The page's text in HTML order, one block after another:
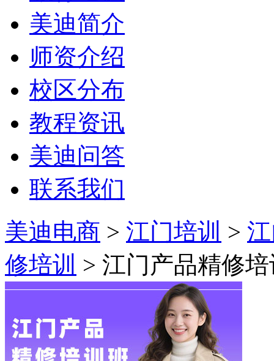
美迪简介
师资介绍
校区分布
教程资讯
美迪问答
联系我们
美迪电商 > 江门培训 >
修培训 > 江门产品精修